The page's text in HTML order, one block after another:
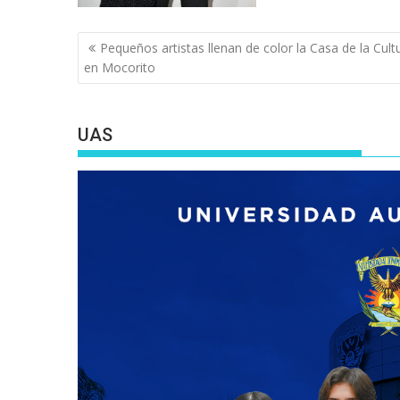
Navegación
de
entradas
Pequeños artistas llenan de color la Casa de la
en Mocorito
UAS